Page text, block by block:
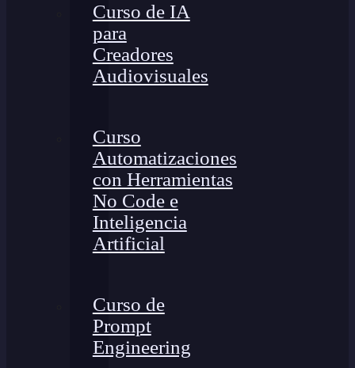
Curso de IA
para
Creadores
Audiovisuales
Curso
Automatizaciones
con Herramientas
No Code e
Inteligencia
Artificial
Curso de
Prompt
Engineering